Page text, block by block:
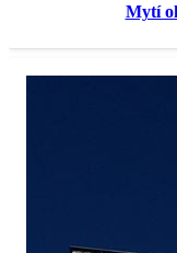
Mytí